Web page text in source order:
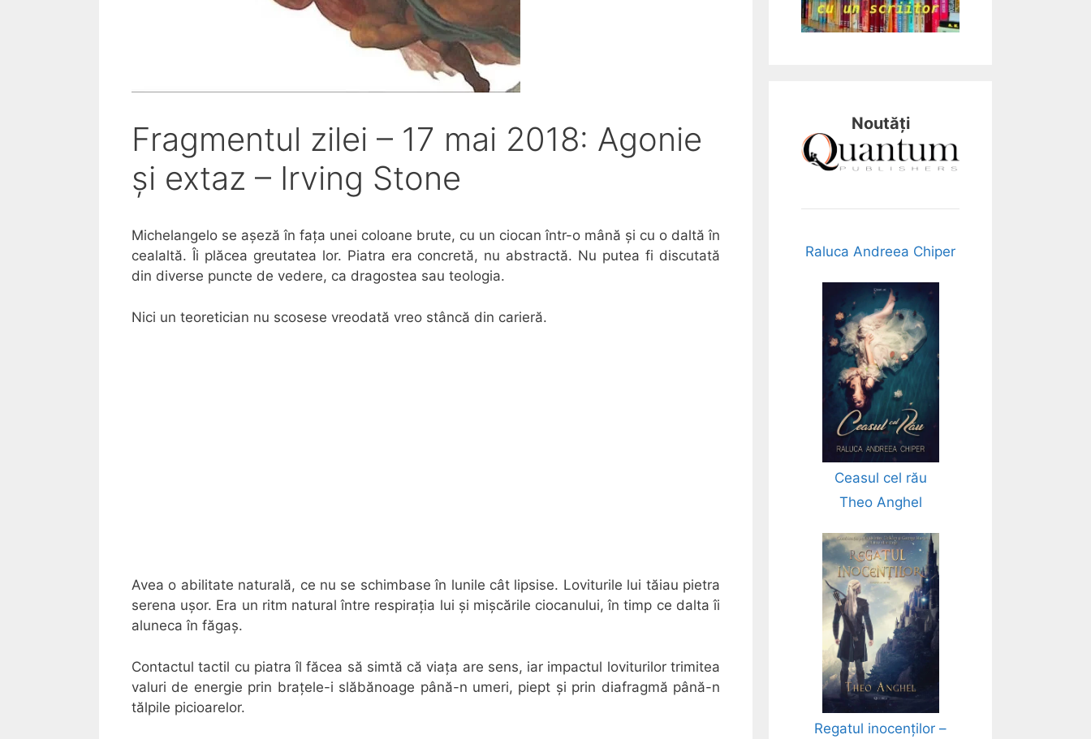
Fragmentul zilei – 17 mai 2018: Agonie
și extaz – Irving Stone
Michelangelo se așeză în fața unei coloane brute, cu un ciocan într-o mână și cu o daltă în
cealaltă. Îi plăcea greutatea lor. Piatra era concretă, nu abstractă. Nu putea fi discutată
din diverse puncte de vedere, ca dragostea sau teologia.
Nici un teoretician nu scosese vreodată vreo stâncă din carieră.
Avea o abilitate naturală, ce nu se schimbase în lunile cât lipsise. Loviturile lui tăiau pietra
serena ușor. Era un ritm natural între respirația lui și mișcările ciocanului, în timp ce dalta îi
aluneca în făgaș.
Contactul tactil cu piatra îl făcea să simtă că viața are sens, iar impactul loviturilor trimitea
valuri de energie prin brațele-i slăbănoage până-n umeri, piept și prin diafragmă până-n
tălpile picioarelor.
Noutăți
Raluca Andreea Chiper
Ceasul cel rău
Theo Anghel
Regatul inocenților –